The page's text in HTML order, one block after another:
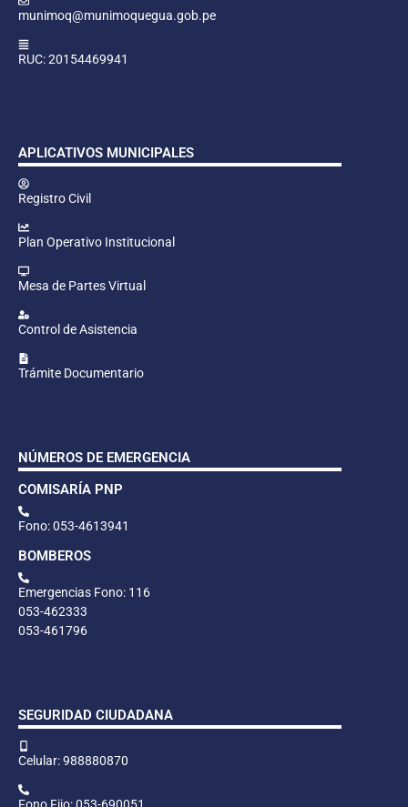
munimoq@munimoquegua.gob.pe
RUC: 20154469941
APLICATIVOS MUNICIPALES
Registro Civil
Plan Operativo Institucional
Mesa de Partes Virtual
Control de Asistencia
Trámite Documentario
NÚMEROS DE EMERGENCIA
COMISARÍA PNP
Fono: 053-4613941
BOMBEROS
Emergencias Fono: 116
053-462333
053-461796
SEGURIDAD CIUDADANA
Celular: 988880870
Fono Fijo: 053-690051